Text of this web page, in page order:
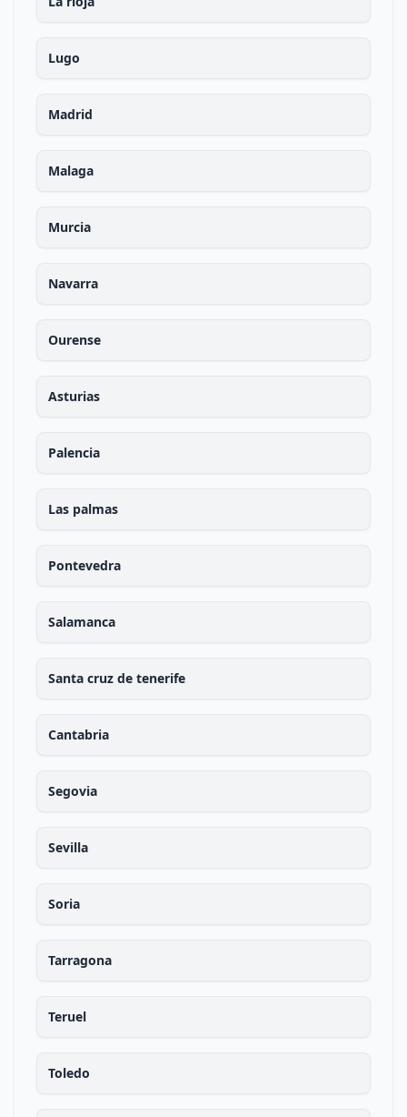
Lugo
Madrid
Malaga
Murcia
Navarra
Ourense
Asturias
Palencia
Las palmas
Pontevedra
Salamanca
Santa cruz de tenerife
Cantabria
Segovia
Sevilla
Soria
Tarragona
Teruel
Toledo